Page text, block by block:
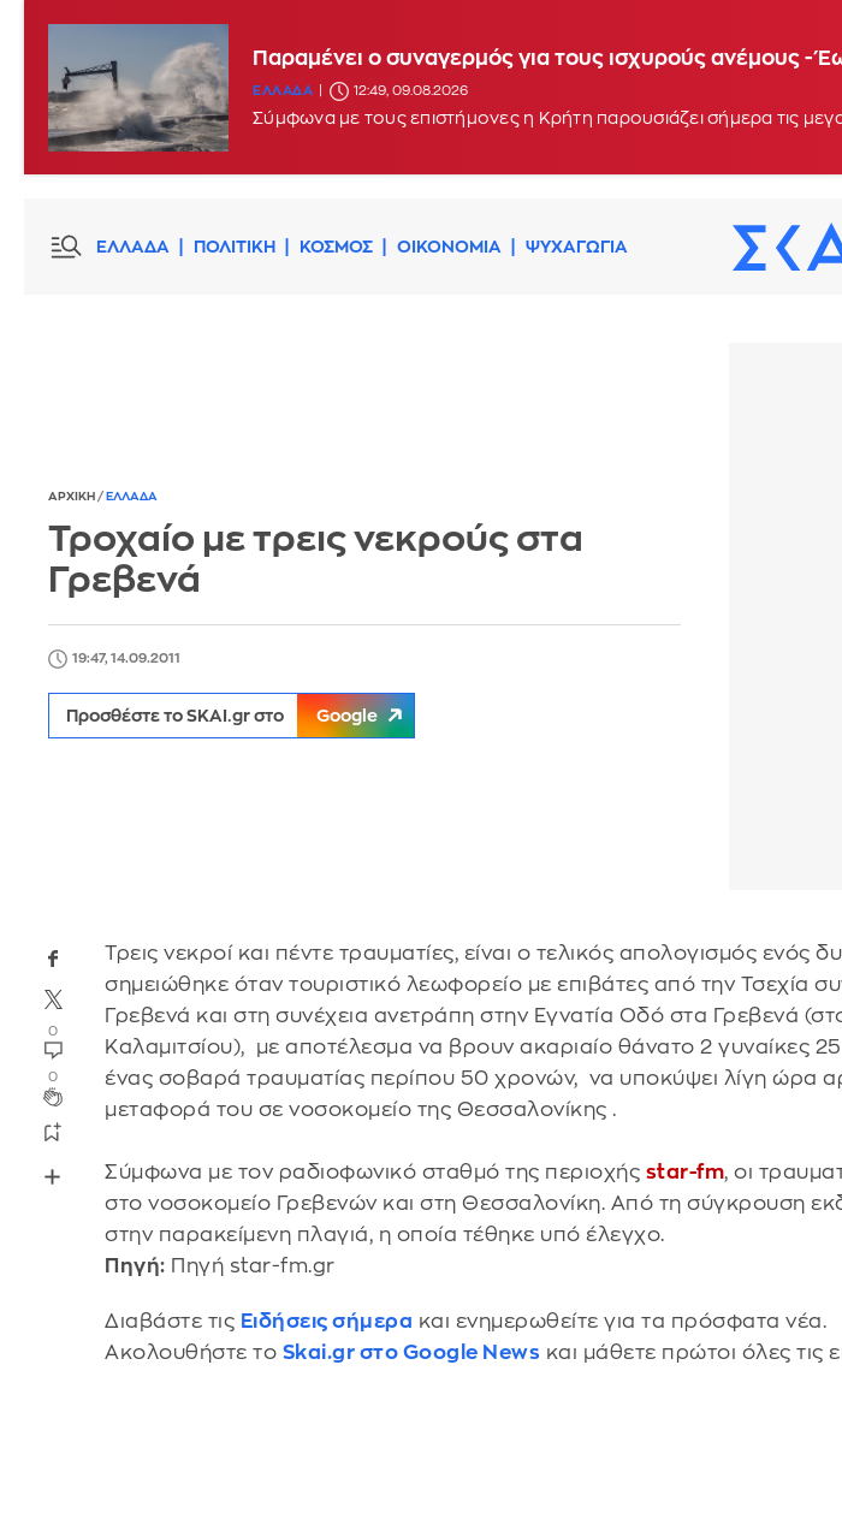
Παραμένει ο συναγερμός για τους ισχυρούς ανέμους -
ΕΛΛΑΔΑ 12:49, 09.08.2026
Σύμφωνα με τους επιστήμονες η Κρήτη παρουσιάζει σήμερα τις
ΕΛΛΑΔΑ ΠΟΛΙΤΙΚΗ ΚΟΣΜΟΣ ΟΙΚΟΝΟΜΙΑ ΨΥΧΑΓΩΓΙΑ
ΑΡΧΙΚΗ / ΕΛΛΑΔΑ
Τροχαίο με τρεις νεκρούς στα
Γρεβενά
19:47, 14.09.2011
Προσθέστε το SKAI.gr στο Google
0
0
Τρεις νεκροί και πέντε τραυματίες, είναι ο τελικός απολογισμός ενός
σημειώθηκε όταν τουριστικό λεωφορείο με επιβάτες από την Τσεχία
Γρεβενά και στη συνέχεια ανετράπη στην Εγνατία Οδό στα Γρεβενά
Καλαμιτσίου), με αποτέλεσμα να βρουν ακαριαίο θάνατο 2 γυναίκες
ένας σοβαρά τραυματίας περίπου 50 χρονών, να υποκύψει λίγη ώρα
μεταφορά του σε νοσοκομείο της Θεσσαλονίκης .
Σύμφωνα με τον ραδιοφωνικό σταθμό της περιοχής star-fm, oι
στο νοσοκομείο Γρεβενών και στη Θεσσαλονίκη. Από τη σύγκρουση
στην παρακείμενη πλαγιά, η οποία τέθηκε υπό έλεγχο.
Πηγή: Πηγή star-fm.gr
Διαβάστε τις Ειδήσεις σήμερα και ενημερωθείτε για τα πρόσφατα νέα.
Ακολουθήστε το Skai.gr στο Google News και μάθετε πρώτοι όλες τις